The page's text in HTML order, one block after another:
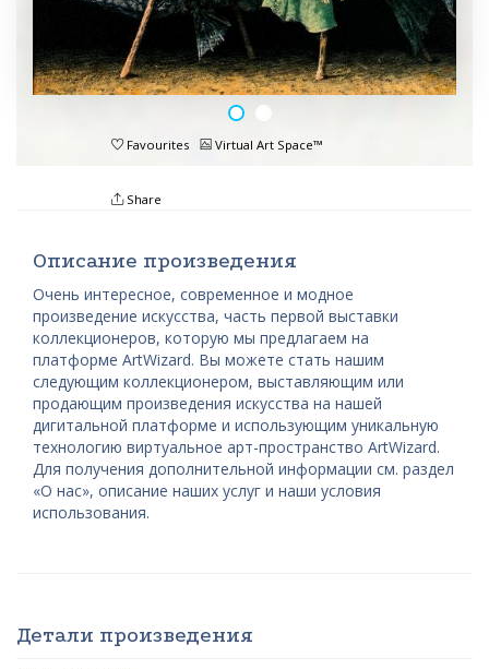
Favourites Virtual Art Space™
Share
Описание произведения
Очень интересное, современное и модное
произведение искусства, часть первой выставки
коллекционеров, которую мы предлагаем на
платформе ArtWizard. Вы можете стать нашим
следующим коллекционером, выставляющим или
продающим произведения искусства на нашей
дигитальной платформе и использующим уникальную
технологию виртуальное арт-пространство ArtWizard.
Для получения дополнительной информации см. раздел
«О нас», описание наших услуг и наши условия
использования.
Детали произведения